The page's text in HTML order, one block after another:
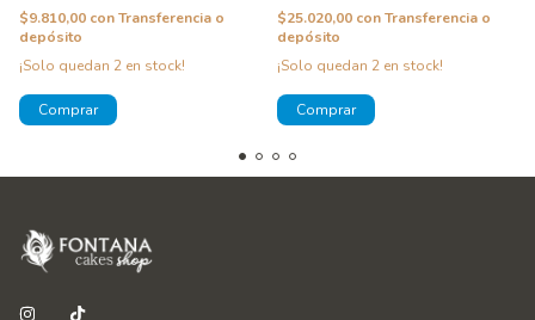
$9.810,00 conTransferencia o
depósito
¡Solo quedan 2 en stock!
$25.020,00 conTransferencia o
depósito
¡Solo quedan 2 en stock!